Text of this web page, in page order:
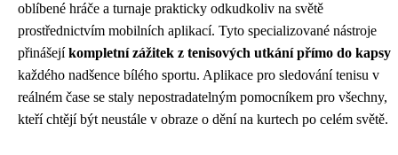
oblíbené hráče a turnaje prakticky odkudkoliv na světě
prostřednictvím mobilních aplikací. Tyto specializované nástroje
přinášejíkompletní zážitek z tenisových utkání přímo do kapsy
každého nadšence bílého sportu. Aplikace pro sledování tenisu v
reálném čase se staly nepostradatelným pomocníkem pro všechny,
kteří chtějí být neustále v obraze o dění na kurtech po celém světě.